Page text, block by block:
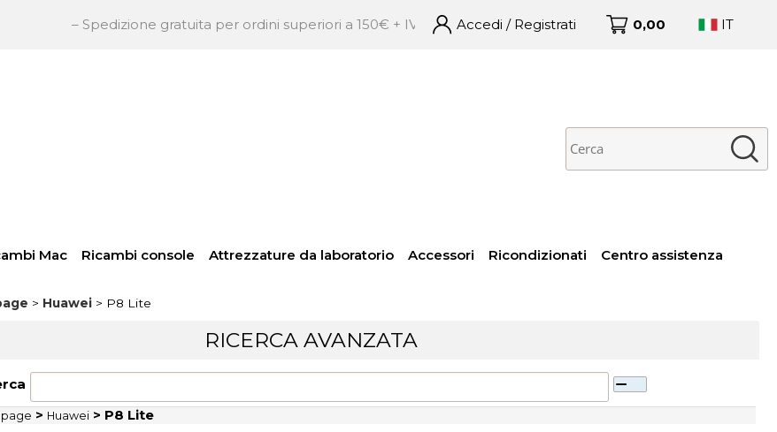
– Spedizione gratuita per ordini superiori a 150€ + IVA – – Ordini ricevuti entro le 16:00 spediti in giornata con
Accedi / Registrati
pulsante "Registrati"
0,00 IT
Mac Ricambi console Attrezzature da laboratorio Accessori Ricondizionati Centro assistenza
Huawei P8 Lite
RICERCA AVANZATA
> Huawei > P8 Lite